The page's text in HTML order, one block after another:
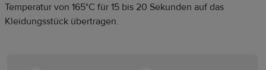
Temperatur von 165°C für 15 bis 20 Sekunden auf das
Kleidungsstück übertragen.